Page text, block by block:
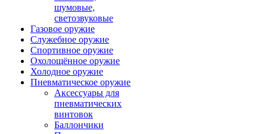
шумовые,
светозвуковые
Газовое оружие
Служебное оружие
Спортивное оружие
Охолощённое оружие
Холодное оружие
Пневматическое оружие
Аксессуары для
пневматических
винтовок
Баллончики